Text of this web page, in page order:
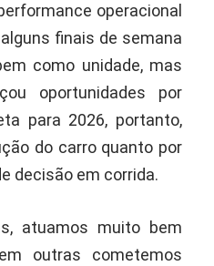
operacional
finais de semana
como unidade, mas
oportunidades por
para 2026, portanto,
do carro quanto por
decisão em corrida.
atuamos muito bem
outras cometemos